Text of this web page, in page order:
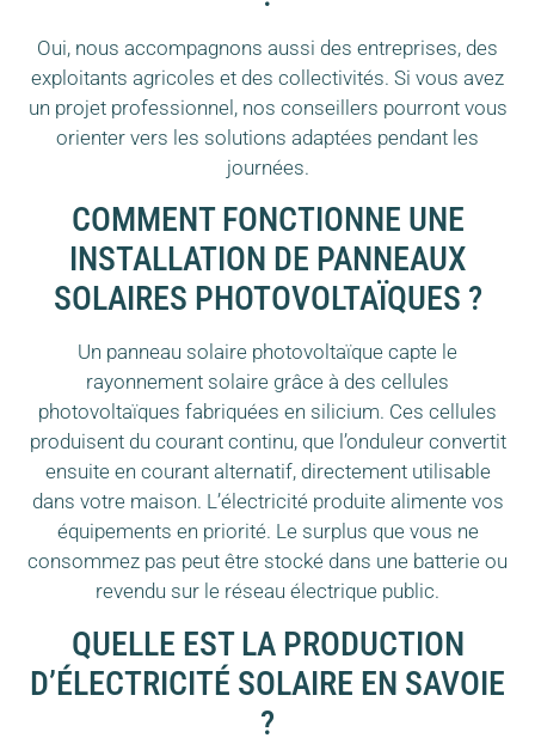
Oui, nous accompagnons aussi des entreprises, des
exploitants agricoles et des collectivités. Si vous avez
un projet professionnel, nos conseillers pourront vous
orienter vers les solutions adaptées pendant les
journées.
COMMENT FONCTIONNE UNE
INSTALLATION DE PANNEAUX
SOLAIRES PHOTOVOLTAÏQUES ?
Un panneau solaire photovoltaïque capte le
rayonnement solaire grâce à des cellules
photovoltaïques fabriquées en silicium. Ces cellules
produisent du courant continu, que l’onduleur convertit
ensuite en courant alternatif, directement utilisable
dans votre maison. L’électricité produite alimente vos
équipements en priorité. Le surplus que vous ne
consommez pas peut être stocké dans une batterie ou
revendu sur le réseau électrique public.
QUELLE EST LA PRODUCTION
D’ÉLECTRICITÉ SOLAIRE EN SAVOIE
?